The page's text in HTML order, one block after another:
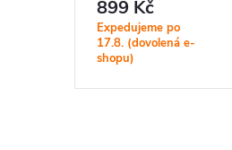
899 Kč
Expedujeme po
17.8. (dovolená e-
shopu)